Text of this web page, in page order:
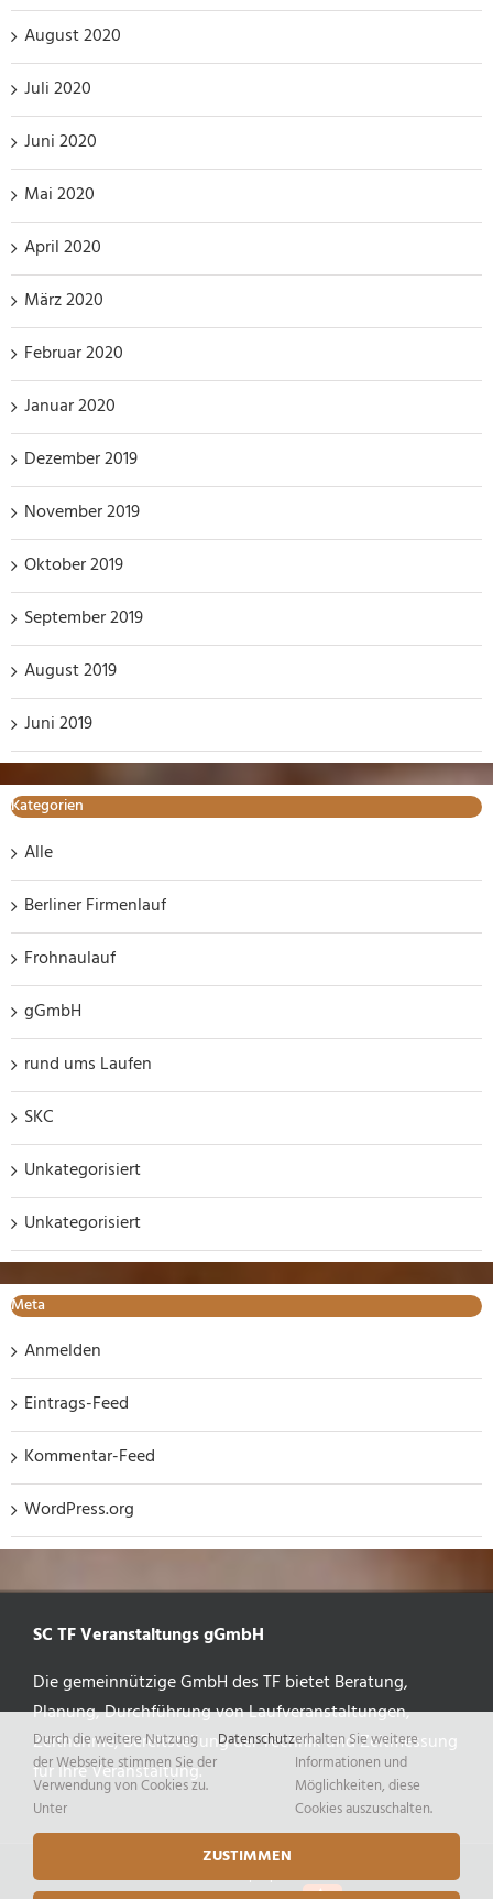
August 2020
Juli 2020
Juni 2020
Mai 2020
April 2020
März 2020
Februar 2020
Januar 2020
Dezember 2019
November 2019
Oktober 2019
September 2019
August 2019
Juni 2019
Kategorien
Alle
Berliner Firmenlauf
Frohnaulauf
gGmbH
rund ums Laufen
SKC
Unkategorisiert
Unkategorisiert
Meta
Anmelden
Eintrags-Feed
Kommentar-Feed
WordPress.org
SC TF Veranstaltungs gGmbH
Die gemeinnützige GmbH des TF bietet Beratung,
Planung, Durchführung von Laufveranstaltungen,
Zeitnahme, Bereitstellung der Technik und Zeitmessung
für Ihre Veranstaltung.
© Copyright 2021 SC TF Veranstaltungs (gemeinnützige) GmbH |
Datenschutz|Impressum
Durch die weitere Nutzung
der Webseite stimmen Sie der
Verwendung von Cookies zu.
Unter
Datenschutzerhalten Sie weitere
Informationen und
Möglichkeiten, diese
Cookies auszuschalten.
ZUSTIMMEN